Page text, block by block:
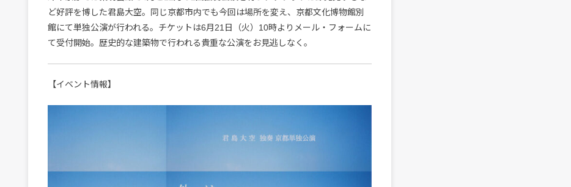
ど好評を博した君島大空。同じ京都市内でも今回は場所を変え、京都文化博物館別
館にて単独公演が行われる。チケットは6月21日（火）10時よりメール・フォームに
て受付開始。歴史的な建築物で行われる貴重な公演をお見逃しなく。
【イベント情報】